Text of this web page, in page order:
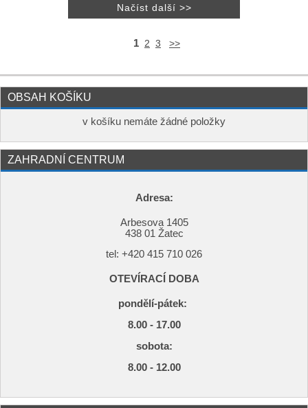
1 2 3 >>
OBSAH KOŠÍKU
v košíku nemáte žádné položky
ZAHRADNÍ CENTRUM
Adresa:
Arbesova 1405
438 01 Žatec
tel: +420 415 710 026
OTEVÍRACÍ DOBA
pondělí-pátek:
8.00 - 17.00
sobota:
8.00 - 12.00